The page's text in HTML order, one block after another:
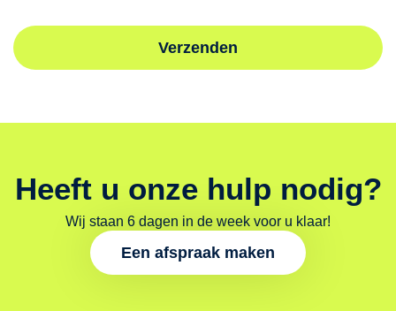
Verzenden
Heeft u onze hulp nodig?
Wij staan 6 dagen in de week voor u klaar!
Een afspraak maken